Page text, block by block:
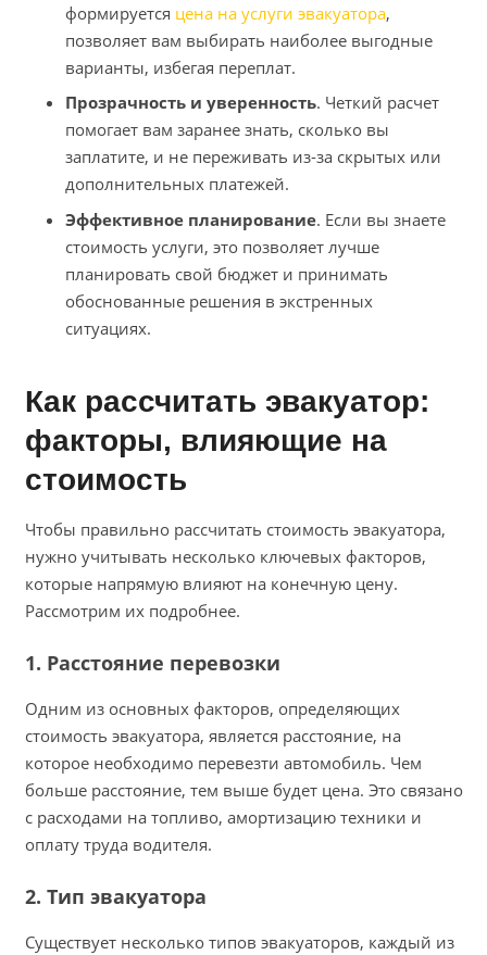
формируется цена на услуги эвакуатора,
позволяет вам выбирать наиболее выгодные
варианты, избегая переплат.
Прозрачность и уверенность. Четкий расчет
помогает вам заранее знать, сколько вы
заплатите, и не переживать из-за скрытых или
дополнительных платежей.
Эффективное планирование. Если вы знаете
стоимость услуги, это позволяет лучше
планировать свой бюджет и принимать
обоснованные решения в экстренных
ситуациях.
Как рассчитать эвакуатор:
факторы, влияющие на
стоимость
Чтобы правильно рассчитать стоимость эвакуатора,
нужно учитывать несколько ключевых факторов,
которые напрямую влияют на конечную цену.
Рассмотрим их подробнее.
1. Расстояние перевозки
Одним из основных факторов, определяющих
стоимость эвакуатора, является расстояние, на
которое необходимо перевезти автомобиль. Чем
больше расстояние, тем выше будет цена. Это связано
с расходами на топливо, амортизацию техники и
оплату труда водителя.
2. Тип эвакуатора
Существует несколько типов эвакуаторов, каждый из